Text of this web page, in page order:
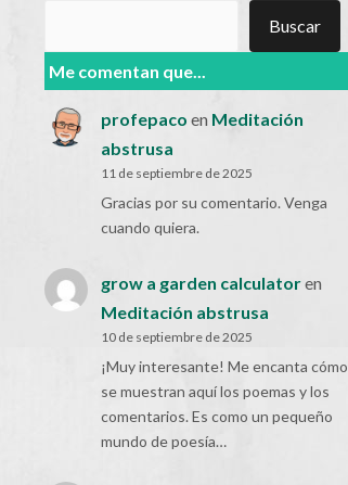
Buscar
Me comentan que...
profepaco en Meditación
abstrusa
11 de septiembre de 2025
Gracias por su comentario. Venga
cuando quiera.
grow a garden calculatoren
Meditación abstrusa
10 de septiembre de 2025
¡Muy interesante! Me encanta cómo
se muestran aquí los poemas y los
comentarios. Es como un pequeño
mundo de poesía…